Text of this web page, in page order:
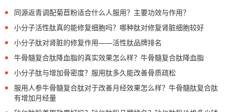
同源返青调配菊苣粉适合什么人服用？主要功效与作用？
小分子活性肽真的能修复细胞吗？哪种肽对修复肾脏细胞较好
小分子肽对肾脏的修复作用——活性肽品牌排名
牛骨髓复合肽降血脂的真实效果怎么样？牛骨髓复合肽降血脂
小分子肽与增加骨密度？服用肽多久能改善骨质疏松
服用人参牛骨髓复合肽对于改善月经效果怎么样？牛骨髓肽复合肽
有增加月经量